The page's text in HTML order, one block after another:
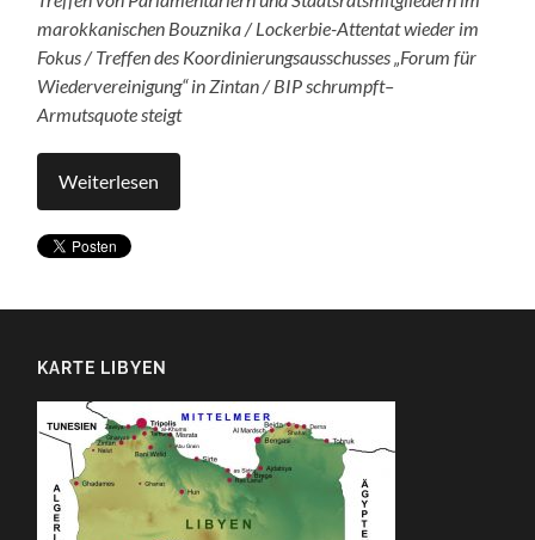
marokkanischen Bouznika / Lockerbie-Attentat wieder im
Fokus / Treffen des Koordinierungsausschusses „Forum für
Wiedervereinigung“ in Zintan / BIP schrumpft–
Armutsquote steigt
Weiterlesen
KARTE LIBYEN